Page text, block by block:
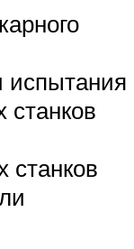
испытания
станков
станков